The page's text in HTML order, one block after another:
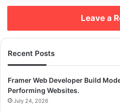
Leave a
Recent Posts
Framer Web Developer Build
Performing Websites.
July 24, 2026